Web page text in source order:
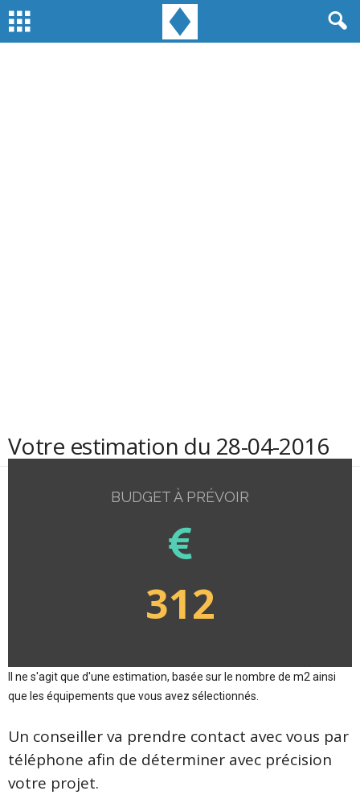
Votre estimation du 28-04-2016
BUDGET À PRÉVOIR
312
Il ne s'agit que d'une estimation, basée sur le nombre de m2 ainsi
que les équipements que vous avez sélectionnés.
Un conseiller va prendre contact avec vous par
téléphone afin de déterminer avec précision
votre projet.